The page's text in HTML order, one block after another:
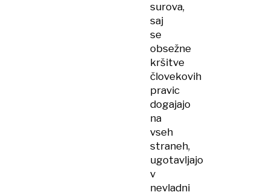
surova,
saj
se
obsežne
kršitve
človekovih
pravic
dogajajo
na
vseh
straneh,
ugotavljajo
v
nevladni